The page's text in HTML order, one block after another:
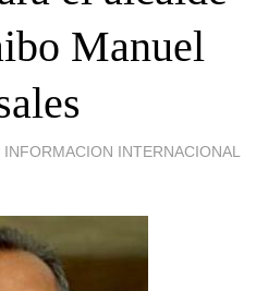
Manuel
INFORMACION INTERNACIONAL